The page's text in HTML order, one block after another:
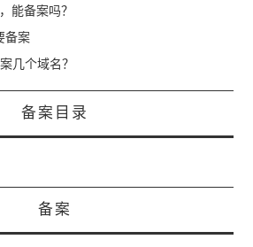
能备案吗？
备案
几个域名？
备案目录
备案